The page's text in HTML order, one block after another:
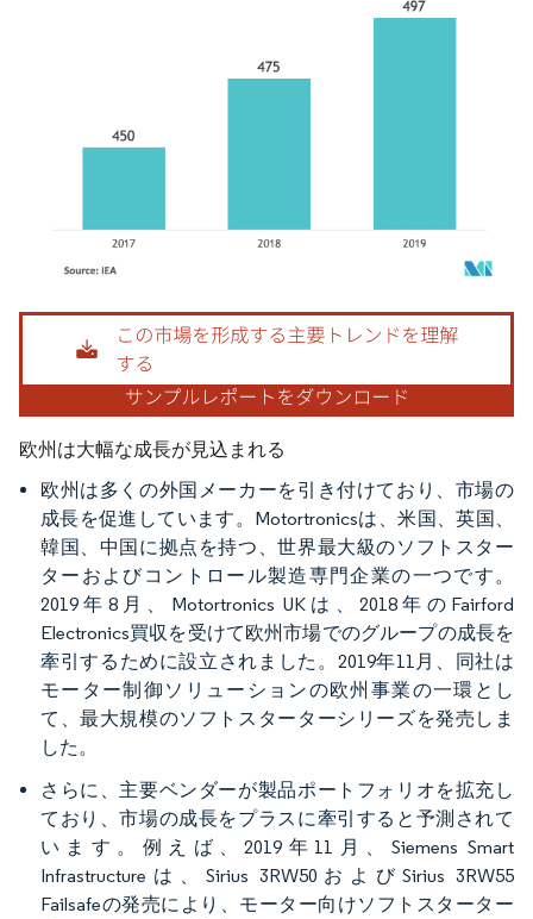
画像 © Mordor Intelligence。再利用にはCC BY 4.0の表示が必要です。
欧州は大幅な成長が見込まれる
欧州は多くの外国メーカーを引き付けており、市場の
成長を促進しています。Motortronic​sは、米国、英国、
韓国、中国に拠点を持つ、世界最大級のソフトスター
ターおよびコントロール製造専門企業の一つです。
2019年8月、Motortronics UKは、2018年のFairford
Electronics買収を受けて欧州市場でのグループの成長を
牽引するために設立されました。2019年11月、同社は
モーター制御ソリューションの欧州事業の一環とし
て、最大規模のソフトスターターシリーズを発売しま
した。
さらに、主要ベンダーが製品ポートフォリオを拡充し
ており、市場の成長をプラスに牽引すると予測されて
います。例えば、2019年11月、Siemens Smart
Infrastructureは、Sirius 3RW50およびSirius 3RW55
Failsafeの発売により、モーター向けソフトスターター